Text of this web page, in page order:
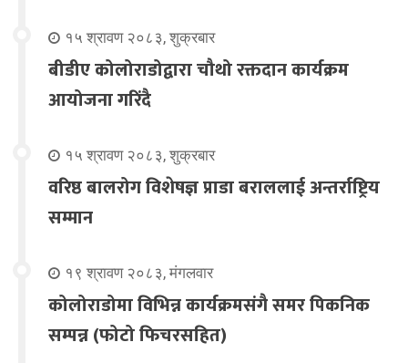
१५ श्रावण २०८३, शुक्रबार
बीडीए कोलोराडोद्वारा चौथो रक्तदान कार्यक्रम
आयोजना गरिंदै
१५ श्रावण २०८३, शुक्रबार
वरिष्ठ बालरोग विशेषज्ञ प्राडा बराललाई अन्तर्राष्ट्रिय
सम्मान
१९ श्रावण २०८३, मंगलवार
कोलोराडोमा विभिन्न कार्यक्रमसंगै समर पिकनिक
सम्पन्न (फोटो फिचरसहित)